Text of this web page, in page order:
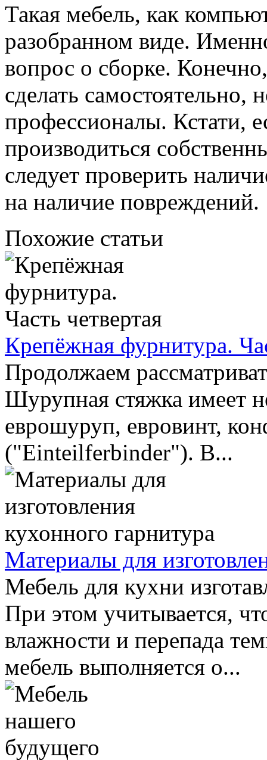
Такая мебель, как
разобранном виде.
вопрос о сборке.
сделать самостоятельно,
профессионалы. Кстати,
производиться
следует проверить
на наличие повреждений.
Похожие статьи
Крепёжная фурнитура.
Продолжаем
Шурупная стяжка имеет
еврошуруп, евровинт,
("Einteilferbinder"). В...
Материалы для
Мебель для кухни
При этом учитывается,
влажности и перепада
мебель выполняется о...